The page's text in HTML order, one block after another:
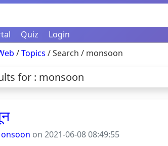
Quiz
Login
/Topics / Search / monsoon
for : monsoon
on 2021-06-08 08:49:55